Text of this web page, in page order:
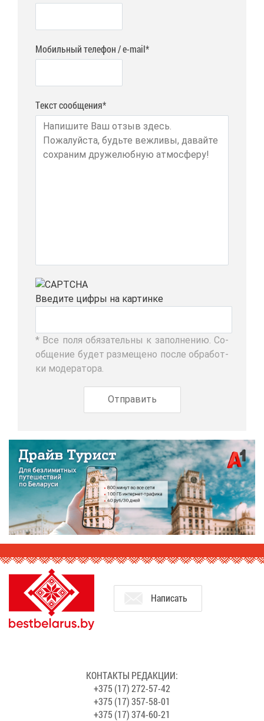
Мобильный телефон / e-mail*
Текст сообщения*
Вве­ди­те циф­ры на кар­тин­ке
* Все по­ля обя­за­тель­ны к за­пол­не­нию. Со­
об­ще­ние бу­дет раз­ме­ще­но по­сле об­ра­бот­
ки мо­де­ра­то­ра.
На­пи­сать
КОН­ТАК­ТЫ РЕ­ДАК­ЦИИ:
+375 (17) 272-57-42
+375 (17) 357-58-01
+375 (17) 374-60-21